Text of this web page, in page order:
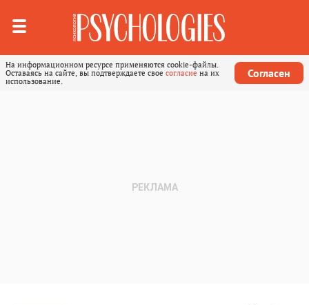
На информационном ресурсе применяются cookie-файлы.
Оставаясь на сайте, вы подтверждаете свое согласие на их
использование.
Согласен